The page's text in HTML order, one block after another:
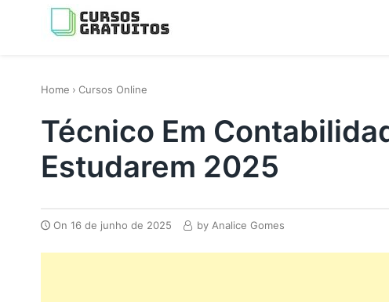
Home › Cursos Online
Técnico Em
Estudarem 2025
On 16 de junho de 2025 by Analice Gomes